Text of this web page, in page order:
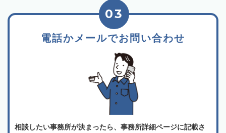
電話かメールでお問い合わせ
03
相談したい事務所が決まったら、事務所詳細ページに記載さ